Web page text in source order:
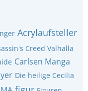
Acrylaufsteller
Creed Valhalla
Carlsen Manga
Die heilige Cecilia